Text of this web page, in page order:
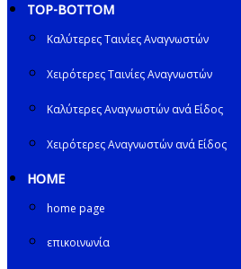
TOP-BOTTOM
Καλύτερες Ταινίες Αναγνωστών
Χειρότερες Ταινίες Αναγνωστών
Καλύτερες Αναγνωστών ανά Είδος
Χειρότερες Αναγνωστών ανά Είδος
HOME
home page
επικοινωνία